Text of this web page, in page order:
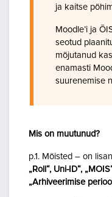
ja kaitse
Moodle’i ja
seotud
mõjutanud
enamasti
suurenemise
Mis on muutunud?
p.1. Mõisted – on
„Roll“, Uni-ID“,
„Arhiveerimise